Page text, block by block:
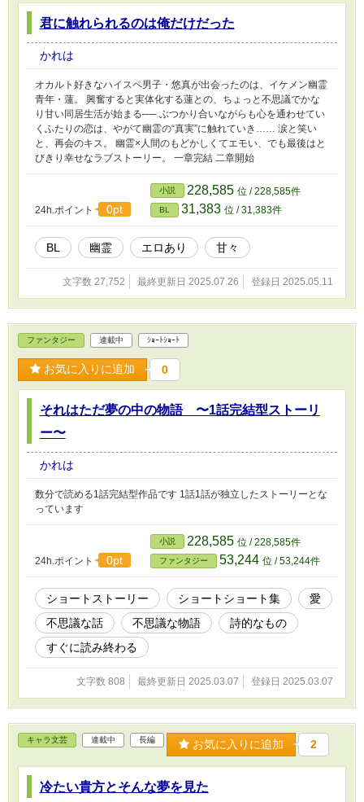
君に触れられるのは俺だけだった
かれは
オカルト好きなハイスペ男子・悠真が出会ったのは、イケメン幽霊
青年・蓮。 興奮すると実体化する蓮との、ちょっと不思議でかな
り甘い同居生活が始まる── ぶつかり合いながらも心を通わせてい
くふたりの恋は、やがて幽霊の“真実”に触れていき…… 涙と笑い
と、再会のキス。 幽霊×人間のもどかしくてエモい、でも最後はと
びきり幸せなラブストーリー。 一章完結 二章開始
24h.ポイント 0pt
小説 228,585 位 / 228,585件
BL 31,383 位 / 31,383件
BL 幽霊 エロあり 甘々
文字数 27,752 最終更新日 2025.07.26 登録日 2025.05.11
ファンタジー 連載中 ｼｮｰﾄｼｮｰﾄ
お気に入りに追加 0
それはただ夢の中の物語 〜1話完結型ストーリ
ー〜
かれは
数分で読める1話完結型作品です 1話1話が独立したストーリーとな
っています
24h.ポイント 0pt
小説 228,585 位 / 228,585件
ファンタジー 53,244 位 / 53,244件
ショートストーリー ショートショート集
愛
不思議な話
不思議な物語
詩的なもの
すぐに読み終わる
文字数 808 最終更新日 2025.03.07 登録日 2025.03.07
キャラ文芸 連載中 長編 お気に入りに追加 2
冷たい貴方とそんな夢を見た